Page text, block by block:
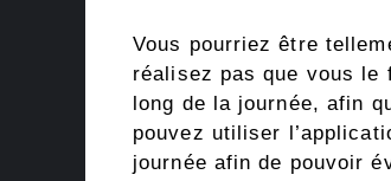
Vous pourriez être
réalisez pas que vous
long de la journée, afin
pouvez utiliser
journée afin de pouvoir